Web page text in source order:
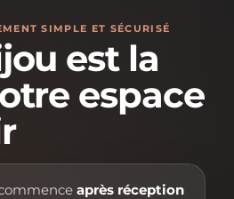
SIMPLE ET SÉCURISÉ
est la
espace
après réception